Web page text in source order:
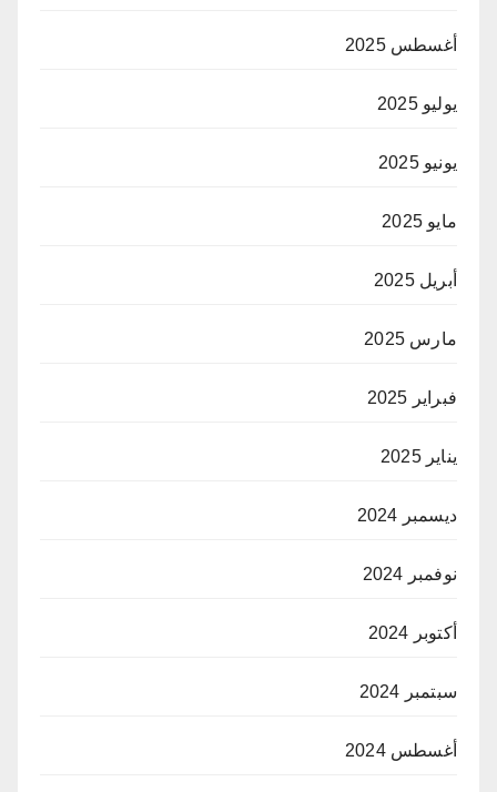
أغسطس 2025
يوليو 2025
يونيو 2025
مايو 2025
أبريل 2025
مارس 2025
فبراير 2025
يناير 2025
ديسمبر 2024
نوفمبر 2024
أكتوبر 2024
سبتمبر 2024
أغسطس 2024